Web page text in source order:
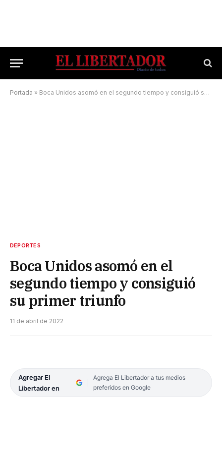
Portada » Boca Unidos asomó en el segundo tiempo y consiguió su primer triunfo
DEPORTES
Boca Unidos asomó en el
segundo tiempo y consiguió
su primer triunfo
11 de abril de 2022
Agregar El
Libertador en
Agrega El Libertador a tus medios
preferidos en Google